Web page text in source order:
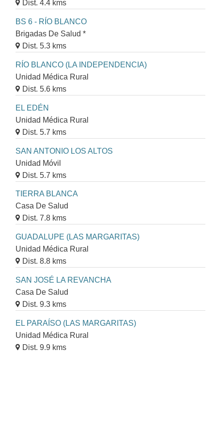
Dist. 4.4 kms
BS 6 - RÍO BLANCO
Brigadas De Salud *
Dist. 5.3 kms
RÍO BLANCO (LA INDEPENDENCIA)
Unidad Médica Rural
Dist. 5.6 kms
EL EDÉN
Unidad Médica Rural
Dist. 5.7 kms
SAN ANTONIO LOS ALTOS
Unidad Móvil
Dist. 5.7 kms
TIERRA BLANCA
Casa De Salud
Dist. 7.8 kms
GUADALUPE (LAS MARGARITAS)
Unidad Médica Rural
Dist. 8.8 kms
SAN JOSÉ LA REVANCHA
Casa De Salud
Dist. 9.3 kms
EL PARAÍSO (LAS MARGARITAS)
Unidad Médica Rural
Dist. 9.9 kms